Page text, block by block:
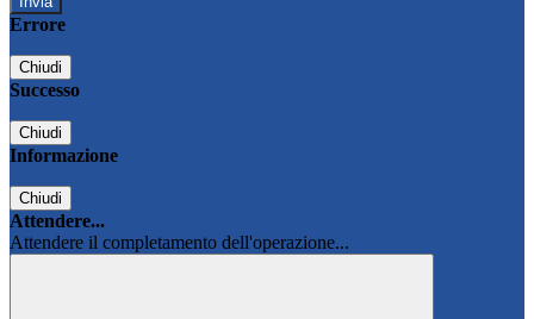
Errore
Chiudi
Successo
Chiudi
Informazione
Chiudi
Attendere...
Attendere il completamento dell'operazione...